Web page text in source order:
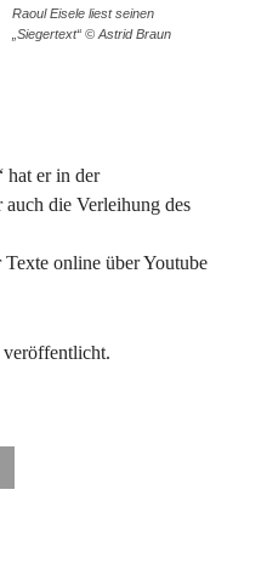
Raoul Eisele liest seinen
„Siegertext“ © Astrid Braun
hat er in der
die Verleihung des
online über Youtube
veröffentlicht.